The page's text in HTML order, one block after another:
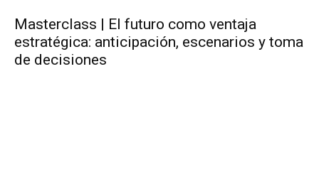
Masterclass | El futuro como ventaja
estratégica: anticipación, escenarios y toma
de decisiones